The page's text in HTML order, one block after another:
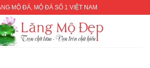
MỘ ĐÁ, MỘ ĐÁ SỐ 1 VIỆT NAM